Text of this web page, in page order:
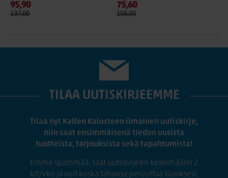
95,90
137,00
75,60
108,00
TILAA UUTISKIRJEEMME
Tilaa nyt Kallen Kalusteen ilmainen uutiskirje,
niin saat ensimmäisenä tiedon uusista
tuotteista, tarjouksista sekä tapahtumista!
Emme spämmää, saat uutiskirjeen keskimäärin 2
krt/vko ja voit koska tahansa peruuttaa tilauksesi.